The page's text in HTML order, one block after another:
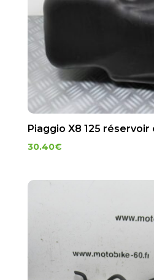
Piaggio X8 125 réservoir
30.40€